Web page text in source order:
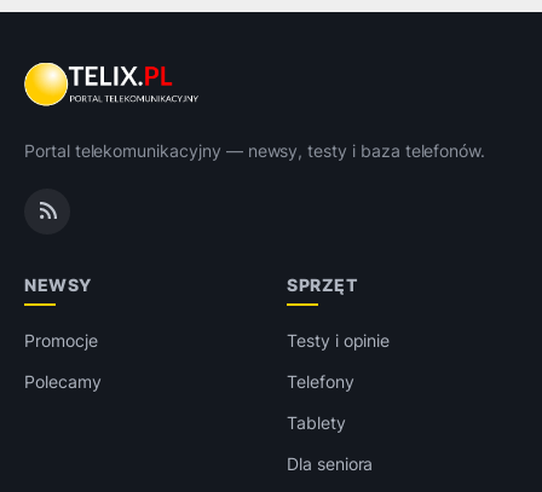
Portal telekomunikacyjny — newsy, testy i baza telefonów.
NEWSY
Promocje
Polecamy
SPRZĘT
Testy i opinie
Telefony
Tablety
Dla seniora